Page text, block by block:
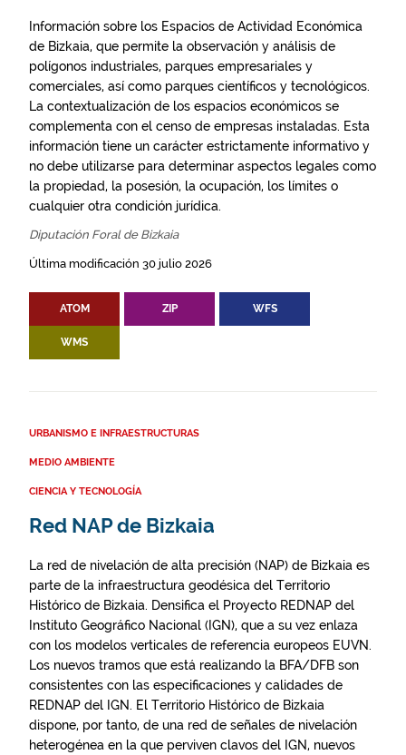
Información sobre los Espacios de Actividad Económica
de Bizkaia, que permite la observación y análisis de
polígonos industriales, parques empresariales y
comerciales, así como parques científicos y tecnológicos.
La contextualización de los espacios económicos se
complementa con el censo de empresas instaladas. Esta
información tiene un carácter estrictamente informativo y
no debe utilizarse para determinar aspectos legales como
la propiedad, la posesión, la ocupación, los límites o
cualquier otra condición jurídica.
Diputación Foral de Bizkaia
Última modificación 30 julio 2026
ATOM ZIP WFS
WMS
URBANISMO E INFRAESTRUCTURAS
MEDIO AMBIENTE
CIENCIA Y TECNOLOGÍA
Red NAP de Bizkaia
La red de nivelación de alta precisión (NAP) de Bizkaia es
parte de la infraestructura geodésica del Territorio
Histórico de Bizkaia. Densifica el Proyecto REDNAP del
Instituto Geográfico Nacional (IGN), que a su vez enlaza
con los modelos verticales de referencia europeos EUVN.
Los nuevos tramos que está realizando la BFA/DFB son
consistentes con las especificaciones y calidades de
REDNAP del IGN. El Territorio Histórico de Bizkaia
dispone, por tanto, de una red de señales de nivelación
heterogénea en la que perviven clavos del IGN, nuevos